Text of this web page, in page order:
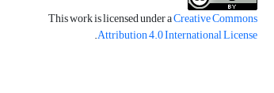
This work is licensed under aCreative Commons
Attribution 4.0 International License
.